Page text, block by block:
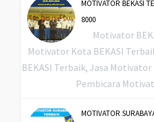
MOTIVATOR BEKASI
8000
Motivator
Motivator Kota BEKASI
BEKASI Terbaik, Jasa Motivator
Pembicara
MOTIVATOR